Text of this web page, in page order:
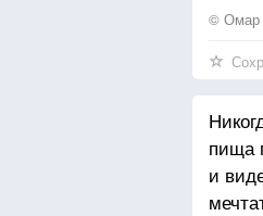
© Омар
пища
и